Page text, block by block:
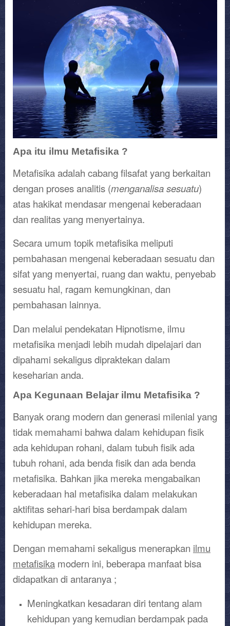
Apa itu ilmu Metafisika ?
Metafisika adalah cabang filsafat yang berkaitan
dengan proses analitis (menganalisa sesuatu)
atas hakikat mendasar mengenai keberadaan
dan realitas yang menyertainya.
Secara umum topik metafisika meliputi
pembahasan mengenai keberadaan sesuatu dan
sifat yang menyertai, ruang dan waktu, penyebab
sesuatu hal, ragam kemungkinan, dan
pembahasan lainnya.
Dan melalui pendekatan Hipnotisme, ilmu
metafisika menjadi lebih mudah dipelajari dan
dipahami sekaligus dipraktekan dalam
keseharian anda.
Apa Kegunaan Belajar ilmu Metafisika ?
Banyak orang modern dan generasi milenial yang
tidak memahami bahwa dalam kehidupan fisik
ada kehidupan rohani, dalam tubuh fisik ada
tubuh rohani, ada benda fisik dan ada benda
metafisika. Bahkan jika mereka mengabaikan
keberadaan hal metafisika dalam melakukan
aktifitas sehari-hari bisa berdampak dalam
kehidupan mereka.
Dengan memahami sekaligus menerapkan ilmu
metafisika modern ini, beberapa manfaat bisa
didapatkan di antaranya ;
Meningkatkan kesadaran diri tentang alam
kehidupan yang kemudian berdampak pada